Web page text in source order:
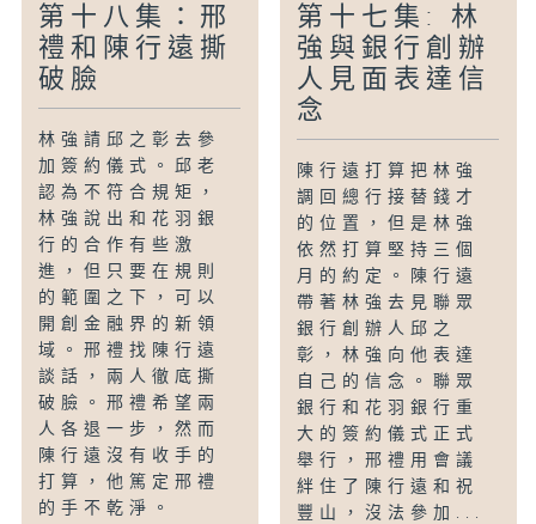
第十八集：邢
禮和陳行遠撕
破臉
林強請邱之彰去參
加簽約儀式。邱老
認為不符合規矩，
林強說出和花羽銀
行的合作有些激
進，但只要在規則
的範圍之下，可以
開創金融界的新領
域。邢禮找陳行遠
談話，兩人徹底撕
破臉。邢禮希望兩
人各退一步，然而
陳行遠沒有收手的
打算，他篤定邢禮
的手不乾淨。
第十七集: 林
強與銀行創辦
人見面表達信
念
陳行遠打算把林強
調回總行接替錢才
的位置，但是林強
依然打算堅持三個
月的約定。陳行遠
帶著林強去見聯眾
銀行創辦人邱之
彰，林強向他表達
自己的信念。聯眾
銀行和花羽銀行重
大的簽約儀式正式
舉行，邢禮用會議
絆住了陳行遠和祝
豐山，沒法參加...